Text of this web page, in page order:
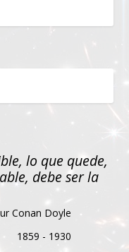
lo que quede,
debe ser la
Conan Doyle
1859 - 1930